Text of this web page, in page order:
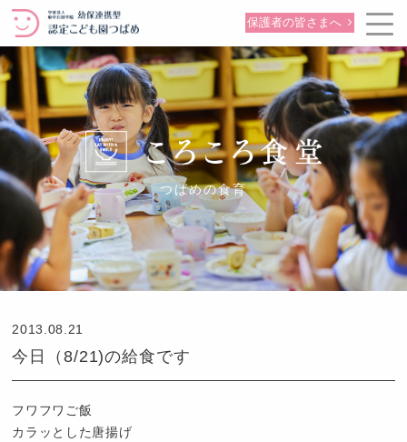
保護者の皆さまへ
つばめの食育
2013.08.21
今日（8/21)の給食です
フワフワご飯
カラッとした唐揚げ